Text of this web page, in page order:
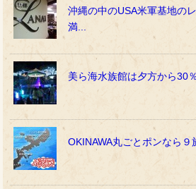
沖縄の中のUSA米軍基地の
満...
美ら海水族館は夕方から30
OKINAWA丸ごとポンなら９